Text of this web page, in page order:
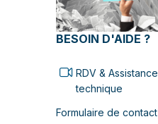
BESOIN D'AIDE ?
RDV & Assistance
technique
Formulaire de contact